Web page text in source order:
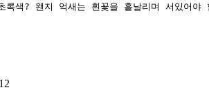
록색? 왠지 억새는 흰꽃을 흩날리며 서있어야